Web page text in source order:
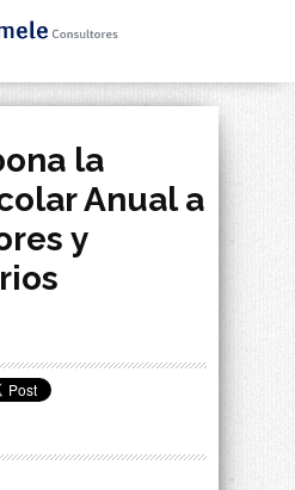
la
Anual a
y